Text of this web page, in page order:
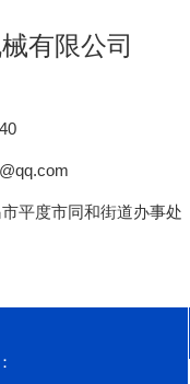
有限公司
平度市同和街道办事处